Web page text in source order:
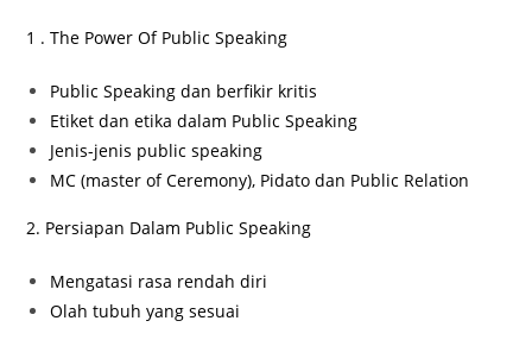
1 . The Power Of Public Speaking
Public Speaking dan berfikir kritis
Etiket dan etika dalam Public Speaking
Jenis-jenis public speaking
MC (master of Ceremony), Pidato dan Public Relation
2. Persiapan Dalam Public Speaking
Mengatasi rasa rendah diri
Olah tubuh yang sesuai